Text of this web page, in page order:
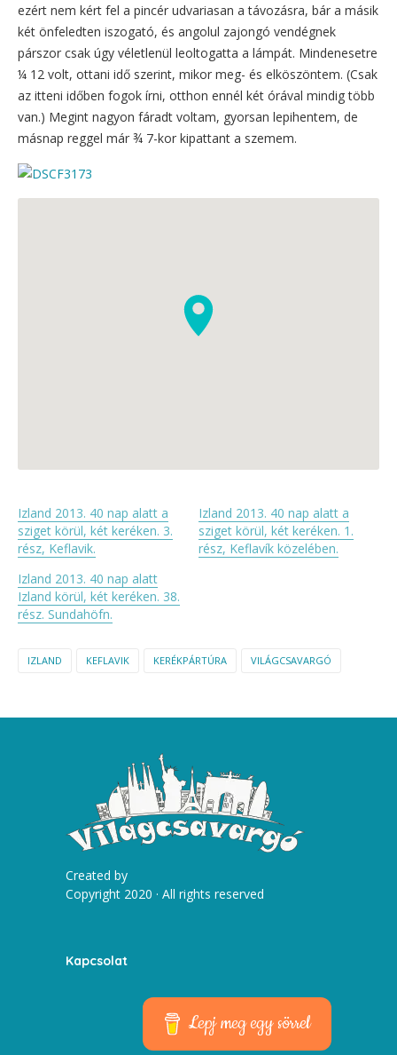
ezért nem kért fel a pincér udvariasan a távozásra, bár a másik
két önfeledten iszogató, és angolul zajongó vendégnek
párszor csak úgy véletlenül leoltogatta a lámpát. Mindenesetre
¼ 12 volt, ottani idő szerint, mikor meg- és elköszöntem. (Csak
az itteni időben fogok írni, otthon ennél két órával mindig több
van.) Megint nagyon fáradt voltam, gyorsan lepihentem, de
másnap reggel már ¾ 7-kor kipattant a szemem.
Izland 2013. 40 nap alatt a
sziget körül, két keréken. 3.
rész, Keflavik.
Izland 2013. 40 nap alatt a
sziget körül, két keréken. 1.
rész, Keflavík közelében.
Izland 2013. 40 nap alatt
Izland körül, két keréken. 38.
rész. Sundahöfn.
IZLAND KEFLAVIK KERÉKPÁRTÚRA VILÁGCSAVARGÓ
Created by
Copyright 2020 · All rights reserved
Kapcsolat
Lepj meg egy sörrel